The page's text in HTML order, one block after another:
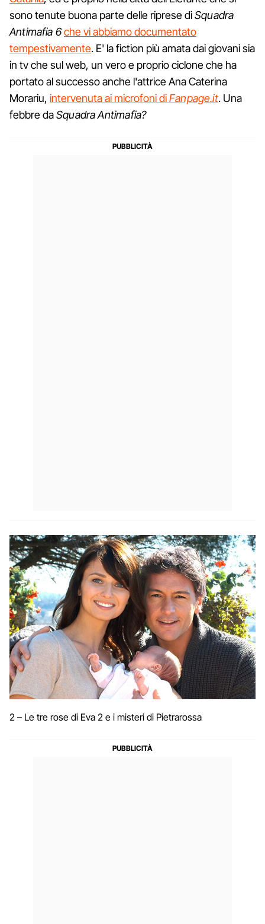
sono tenute buona parte delle riprese diSquadra
Antimafia 6che vi abbiamo documentato
tempestivamente. E' la fiction più amata dai giovani sia
in tv che sul web, un vero e proprio ciclone che ha
portato al successo anche l'attrice Ana Caterina
Morariu, intervenuta ai microfoni diFanpage.it. Una
febbre daSquadra Antimafia?
2 – Le tre rose di Eva 2 e i misteri di Pietrarossa